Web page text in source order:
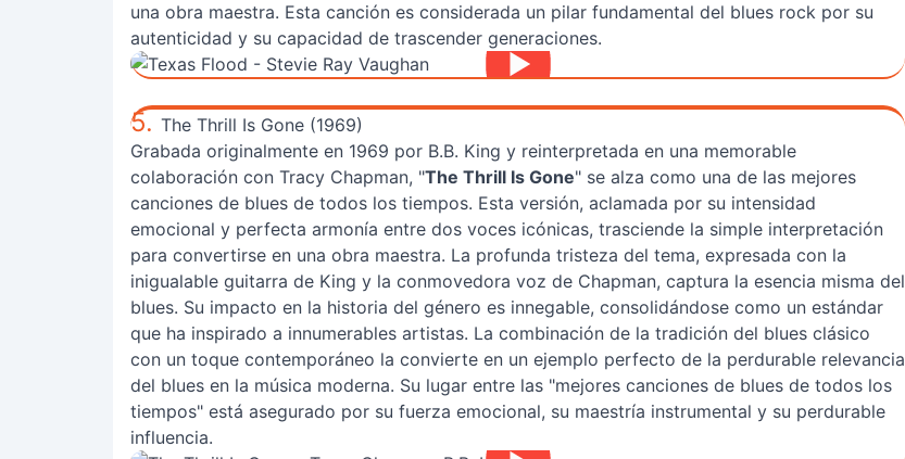
una obra maestra. Esta canción es considerada un pilar fundamental del blues rock por su
autenticidad y su capacidad de trascender generaciones.
5. The Thrill Is Gone (1969)
Grabada originalmente en 1969 por B.B. King y reinterpretada en una memorable
colaboración con Tracy Chapman, "The Thrill Is Gone" se alza como una de las mejores
canciones de blues de todos los tiempos. Esta versión, aclamada por su intensidad
emocional y perfecta armonía entre dos voces icónicas, trasciende la simple interpretación
para convertirse en una obra maestra. La profunda tristeza del tema, expresada con la
inigualable guitarra de King y la conmovedora voz de Chapman, captura la esencia misma del
blues. Su impacto en la historia del género es innegable, consolidándose como un estándar
que ha inspirado a innumerables artistas. La combinación de la tradición del blues clásico
con un toque contemporáneo la convierte en un ejemplo perfecto de la perdurable relevancia
del blues en la música moderna. Su lugar entre las "mejores canciones de blues de todos los
tiempos" está asegurado por su fuerza emocional, su maestría instrumental y su perdurable
influencia.